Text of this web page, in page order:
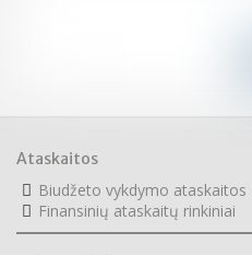
Ataskaitos
Biudžeto vykdymo ataskaitos
Finansinių ataskaitų rinkiniai